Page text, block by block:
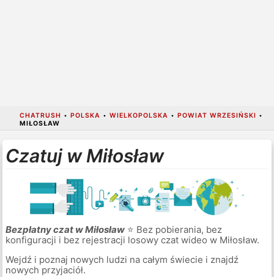
CHATRUSH • POLSKA • WIELKOPOLSKA • POWIAT WRZESIŃSKI •
MIŁOSŁAW
Czatuj w Miłosław
Bezpłatny czat w Miłosław⭐ Bez pobierania, bez
konfiguracji i bez rejestracji losowy czat wideo w Miłosław.
Wejdź i poznaj nowych ludzi na całym świecie i znajdź
nowych przyjaciół.